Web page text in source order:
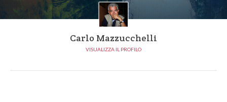
Carlo Mazzucchelli
VISUALIZZA IL PROFILO